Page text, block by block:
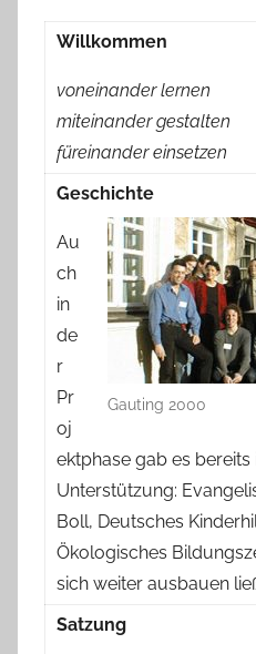
Willkommen
voneinander lernen
miteinander gestalten
füreinander einsetzen
Geschichte
Gauting 2000
Au
ch
in
de
r
Pr
oj
ektphase gab es
Unterstützung:
Boll, Deutsches
Ökologisches
sich weiter ausbauen
Satzung